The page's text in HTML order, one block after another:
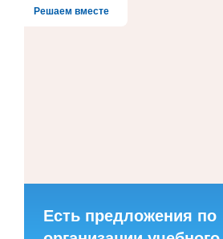
Решаем вместе
Есть предложения по